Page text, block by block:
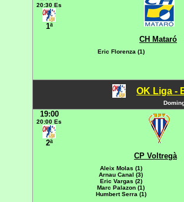
20:30 Es
1ª
CH Mataró
Eric Florenza (1)
OK Liga -
19:00
20:00 Es
2ª
CP Voltregà
Aleix Molas (1)
Arnau Canal (3)
Eric Vargas (2)
Marc Palazon (1)
Humbert Serra (1)